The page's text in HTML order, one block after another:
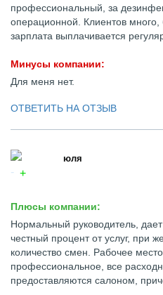
профессиональный, за
операционной. Клиентов много,
зарплата выплачивается
Минусы компании:
Для меня нет.
ОТВЕТИТЬ НА ОТЗЫВ
юля
Плюсы компании:
Нормальный руководитель,
честный процент от услуг, при
количество смен. Рабочее
профессиональное, все
предоставляются салоном,